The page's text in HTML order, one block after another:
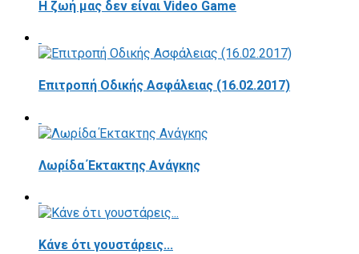
Η ζωή μας δεν είναι Video Game
Επιτροπή Οδικής Ασφάλειας (16.02.2017)
Λωρίδα Έκτακτης Ανάγκης
Κάνε ότι γουστάρεις...